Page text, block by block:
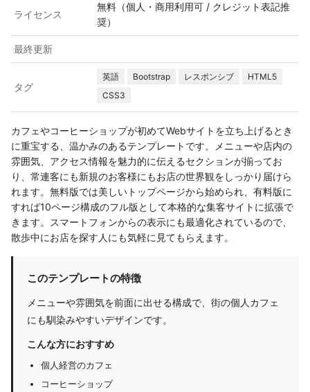
ライセンス
無料（個人・商用利用可 / クレジット表記推
奨）
最終更新
タグ
英語 Bootstrap レスポンシブ
HTML5
CSS3
カフェやコーヒーショップが初めてWebサイトを立ち上げるとき
に重宝する、温かみのあるテンプレートです。メニューや店内の
雰囲気、アクセス情報を魅力的に伝えるセクションが揃ってお
り、常連客にも新規のお客様にもお店の世界観をしっかり届けら
れます。無料版では美しいトップページから始められ、有料版に
すれば10ページ構成のフル版として本格的な集客サイトに拡張で
きます。スマートフォンからの表示にも最適化されているので、
散歩中にお店を探す人にも気軽に見てもらえます。
このテンプレートの特徴
メニューや雰囲気を前面に出せる構成で、街の個人カフェ
にも馴染みやすいデザインです。
こんな方におすすめ
個人経営のカフェ
コーヒーショップ